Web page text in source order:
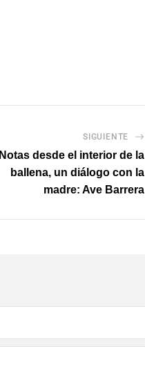
SIGUIENTE
Notas desde el interior de la
ballena, un diálogo con la
madre: Ave Barrera